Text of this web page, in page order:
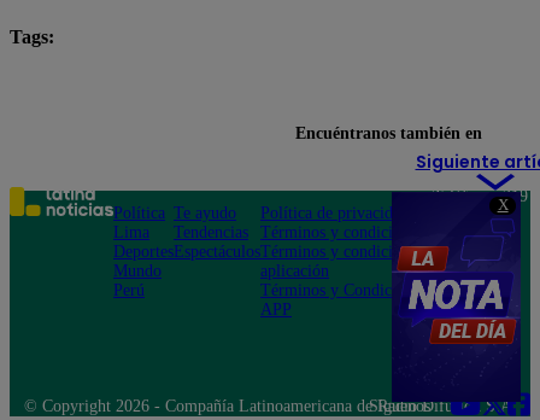
X
Tags:
Siguiente
Encuéntranos también en
Política
Lima
Deportes
Mundo
Perú
Te ayudo
Tendencias
Espectáculos
Política de privacidad
Términos y condiciones
Términos y condiciones
aplicación
Términos y Condiciones
APP
Teléfono: 219
Av. San
Felipe 968
Jesús María
© Copyright 2026 - Compañía Latinoamericana de Radio Difusión S.A.
Síguenos